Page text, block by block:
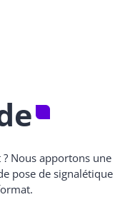
Nous apportons une
pose de signalétique